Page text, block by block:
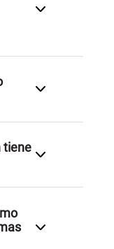
ajustes
tiene